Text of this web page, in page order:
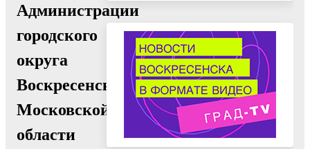
Администрации
городского
округа
Воскресенск
Московской
области